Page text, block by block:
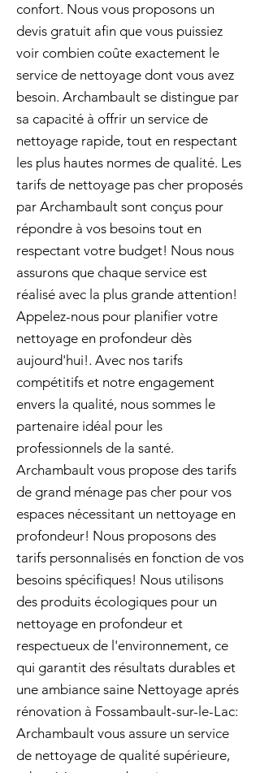
confort. Nous vous proposons un
devis gratuit afin que vous puissiez
voir combien coûte exactement le
service de nettoyage dont vous avez
besoin. Archambault se distingue par
sa capacité à offrir un service de
nettoyage rapide, tout en respectant
les plus hautes normes de qualité. Les
tarifs de nettoyage pas cher proposés
par Archambault sont conçus pour
répondre à vos besoins tout en
respectant votre budget! Nous nous
assurons que chaque service est
réalisé avec la plus grande attention!
Appelez-nous pour planifier votre
nettoyage en profondeur dès
aujourd'hui!. Avec nos tarifs
compétitifs et notre engagement
envers la qualité, nous sommes le
partenaire idéal pour les
professionnels de la santé.
Archambault vous propose des tarifs
de grand ménage pas cher pour vos
espaces nécessitant un nettoyage en
profondeur! Nous proposons des
tarifs personnalisés en fonction de vos
besoins spécifiques! Nous utilisons
des produits écologiques pour un
nettoyage en profondeur et
respectueux de l'environnement, ce
qui garantit des résultats durables et
une ambiance saine Nettoyage aprés
rénovation à Fossambault-sur-le-Lac:
Archambault vous assure un service
de nettoyage de qualité supérieure,